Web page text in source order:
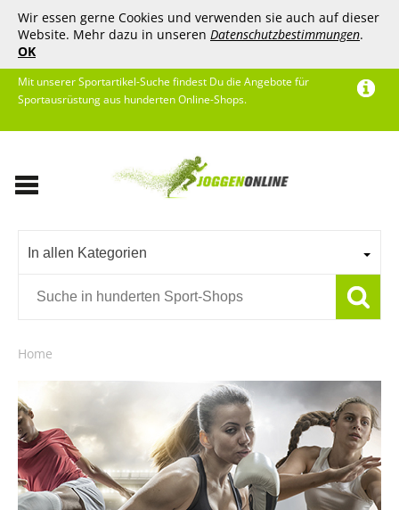
Wir essen gerne Cookies und verwenden sie auch auf dieser
Website. Mehr dazu in unseren Datenschutzbestimmungen.
OK
Mit unserer Sportartikel-Suche findest Du die Angebote für
Sportausrüstung aus hunderten Online-Shops.
In allen Kategorien
Home